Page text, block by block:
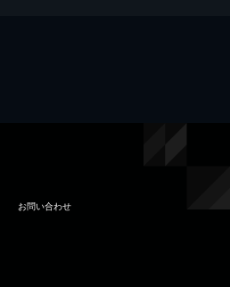
お問い合わせ